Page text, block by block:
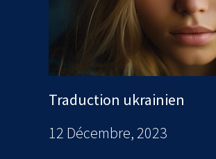
Traduction ukrainien
12 Décembre, 2023